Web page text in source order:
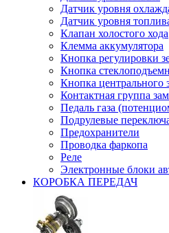
Датчик уровня
Датчик уровня
Клапан холостого хода
Клемма аккумулятора
Кнопка регулировки
Кнопка
Кнопка центрального
Контактная группа
Педаль газа
Подрулевые
Предохранители
Проводка фаркопа
Реле
Электронные блоки
КОРОБКА ПЕРЕДАЧ